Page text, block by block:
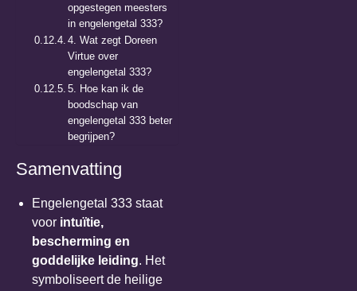
opgestegen meesters
in engelengetal 333?
4. Wat zegt Doreen
Virtue over
engelengetal 333?
5. Hoe kan ik de
boodschap van
engelengetal 333 beter
begrijpen?
Samenvatting
Engelengetal 333 staat
voor intuïtie,
bescherming en
goddelijke leiding. Het
symboliseert de heilige